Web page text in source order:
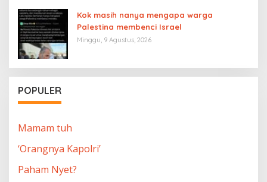
Kok masih nanya mengapa warga
Palestina membenci Israel
Minggu, 9 Agustus, 2026
POPULER
Mamam tuh
‘Orangnya Kapolri’
Paham Nyet?